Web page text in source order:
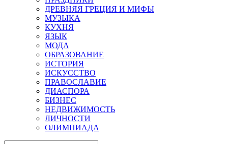
ДРЕВНЯЯ ГРЕЦИЯ И МИФЫ
МУЗЫКА
КУХНЯ
ЯЗЫК
МОДА
ОБРАЗОВАНИЕ
ИСТОРИЯ
ИСКУССТВО
ПРАВОСЛАВИЕ
ДИАСПОРА
БИЗНЕС
НЕДВИЖИМОСТЬ
ЛИЧНОСТИ
ОЛИМПИАДА